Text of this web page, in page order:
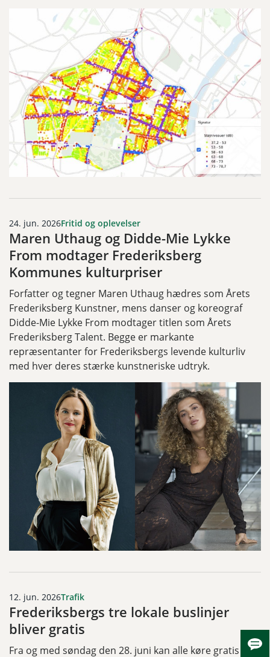
24. jun. 2026Fritid og oplevelser
Maren Uthaug og Didde-Mie Lykke
From modtager Frederiksberg
Kommunes kulturpriser
Forfatter og tegner Maren Uthaug hædres som Årets
Frederiksberg Kunstner, mens danser og koreograf
Didde-Mie Lykke From modtager titlen som Årets
Frederiksberg Talent. Begge er markante
repræsentanter for Frederiksbergs levende kulturliv
med hver deres stærke kunstneriske udtryk.
12. jun. 2026Trafik
Frederiksbergs tre lokale buslinjer
bliver gratis
Fra og med søndag den 28. juni kan alle køre gratis i